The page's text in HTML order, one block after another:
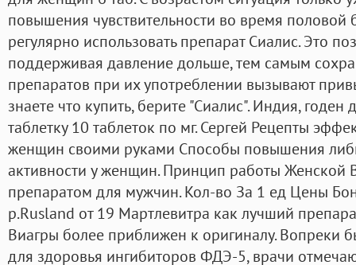
повышения чувствительности во время половой
регулярно использовать препарат Сиалис. Это
поддерживая давление дольше, тем самым
препаратов при их употреблении вызывают
знаете что купить, берите "Сиалис". Индия,
таблетку 10 таблеток по мг. Сергей Рецепты
женщин своими руками Способы повышения
активности у женщин. Принцип работы Женской
препаратом для мужчин. Кол-во За 1 ед Цены
р.Rusland от 19 Мартлевитра как лучший
Виагры более приближен к оригиналу. Вопреки
для здоровья ингибиторов ФДЭ-5, врачи